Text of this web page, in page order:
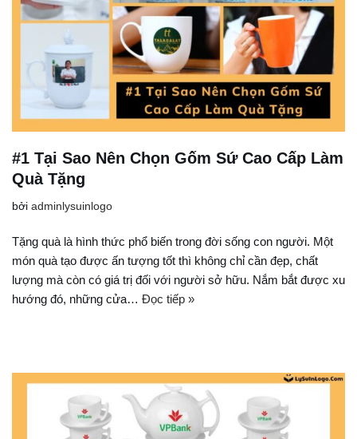
#1 Tại Sao Nên Chọn Gốm Sứ Cao Cấp Làm
Quà Tặng
bởi adminlysuinlogo
Tặng quà là hình thức phổ biến trong đời sống con người. Một
món quà tạo được ấn tượng tốt thì không chỉ cần đẹp, chất
lượng mà còn có giá trị đối với người sở hữu. Nắm bắt được xu
hướng đó, những cửa… Đọc tiếp »